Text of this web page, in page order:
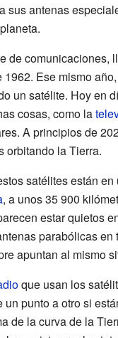
sus antenas
de comunicaciones,
Ese mismo
un satélite. Hoy en
cosas, como la
A principios de
orbitando la Tierra.
satélites están
, a unos 35 900
estar quietos
parabólicas
apuntan al mismo
que usan los
un punto a otro si
de la curva de la